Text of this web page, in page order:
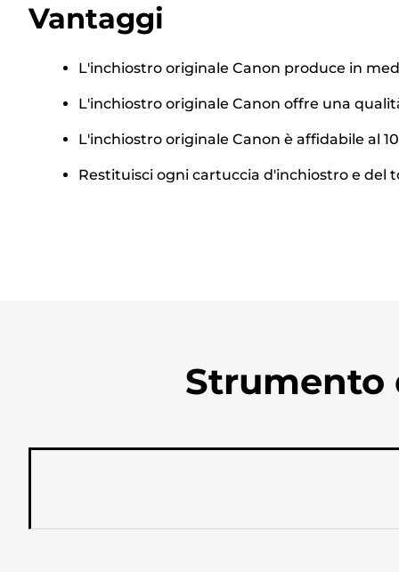
Vantaggi
L'inchiostro originale Canon produce in
L'inchiostro originale Canon offre una
L'inchiostro originale Canon è affidabile al
Restituisci ogni cartuccia d'inchiostro e del
Strumento